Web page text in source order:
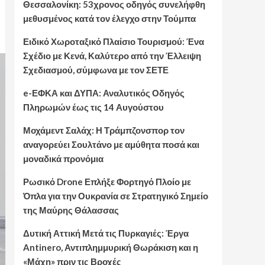
Θεσσαλονίκη: 53χρονος οδηγός συνελήφθη
μεθυσμένος κατά τον έλεγχο στην Τούμπα
Ειδικό Χωροταξικό Πλαίσιο Τουρισμού: Ένα
Σχέδιο με Κενά, Καλύτερο από την Έλλειψη
Σχεδιασμού, σύμφωνα με τον ΣΕΤΕ
e-ΕΦΚΑ και ΔΥΠΑ: Αναλυτικός Οδηγός
Πληρωμών έως τις 14 Αυγούστου
Μοχάμεντ Σαλάχ: Η Τράμπζονσπορ τον
αναγορεύει Σουλτάνο με αμύθητα ποσά και
μοναδικά προνόμια
Ρωσικό Drone Επλήξε Φορτηγό Πλοίο με
Όπλα για την Ουκρανία σε Στρατηγικό Σημείο
της Μαύρης Θάλασσας
Δυτική Αττική Μετά τις Πυρκαγιές: Έργα
Antinero, Αντιπλημμυρική Θωράκιση και η
«Μάχη» πριν τις Βροχές